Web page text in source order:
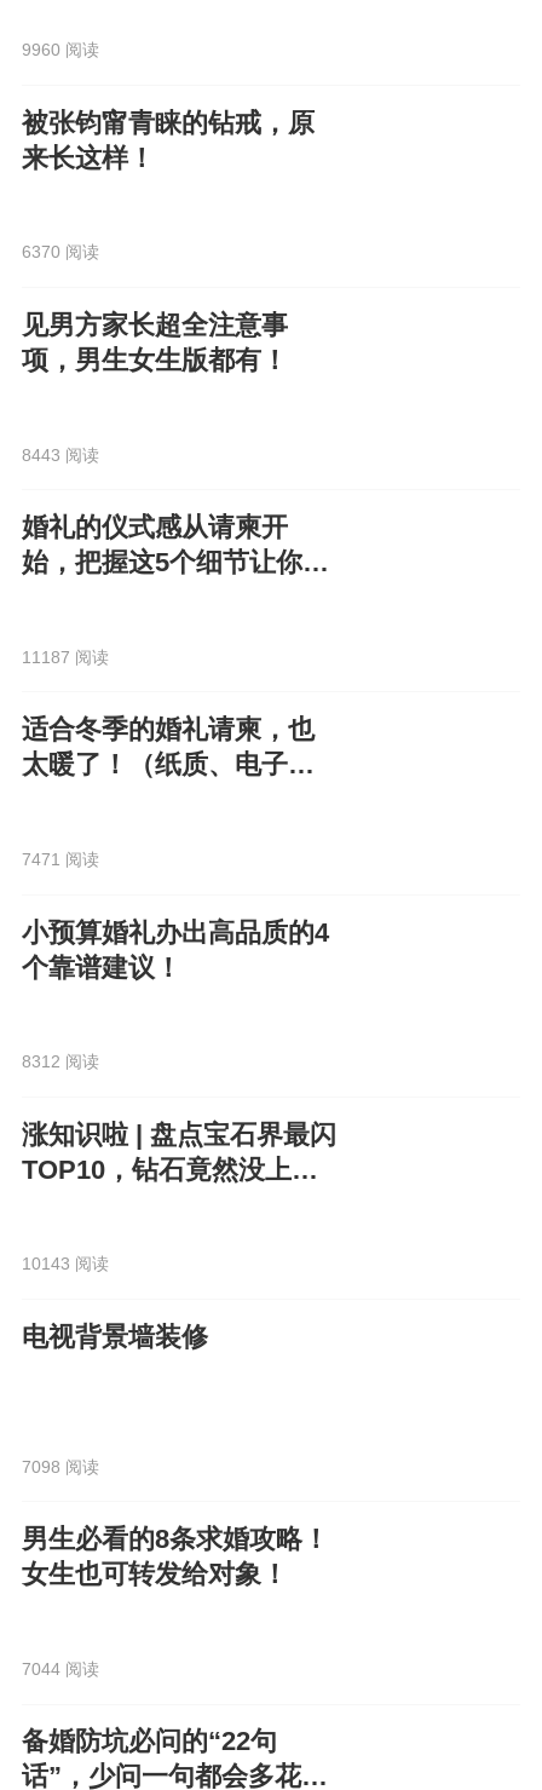
9960 阅读
被张钧甯青睐的钻戒，原
来长这样！
6370 阅读
见男方家长超全注意事
项，男生女生版都有！
8443 阅读
婚礼的仪式感从请柬开
始，把握这5个细节让你的
11187 阅读
适合冬季的婚礼请柬，也
太暖了！（纸质、电子都
7471 阅读
小预算婚礼办出高品质的4
个靠谱建议！
8312 阅读
涨知识啦 | 盘点宝石界最闪
TOP10，钻石竟然没上
10143 阅读
电视背景墙装修
7098 阅读
男生必看的8条求婚攻略！
女生也可转发给对象！
7044 阅读
备婚防坑必问的“22句
话”，少问一句都会多花